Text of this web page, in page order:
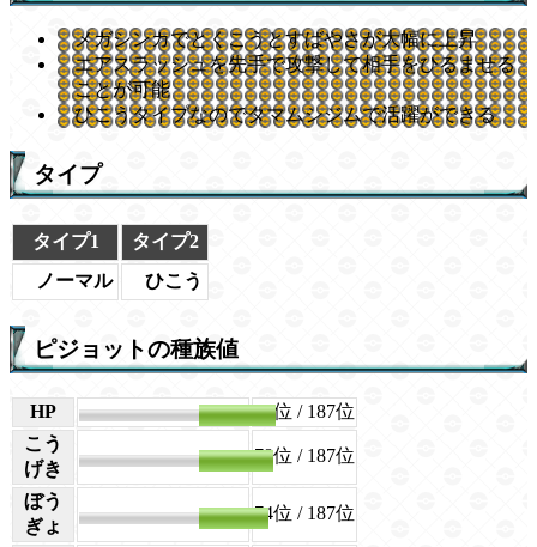
メガシンカでとくこうとすばやさが大幅に上昇
エアスラッシュを先手で攻撃して相手をひるませる
ことが可能
ひこうタイプなのでタマムシジムで活躍ができる
タイプ
タイプ1
タイプ2
ノーマル
ひこう
ピジョットの種族値
HP 83 36位 / 187位
こう
げき
80 78位 / 187位
ぼう
ぎょ
75 74位 / 187位